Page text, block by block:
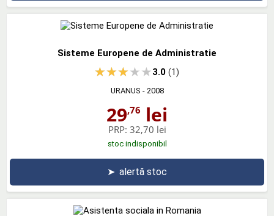
Sisteme Europene de Administratie
3.0(1)
URANUS - 2008
29,76 lei
PRP: 32,70 lei
stoc indisponibil
➤ alertă stoc